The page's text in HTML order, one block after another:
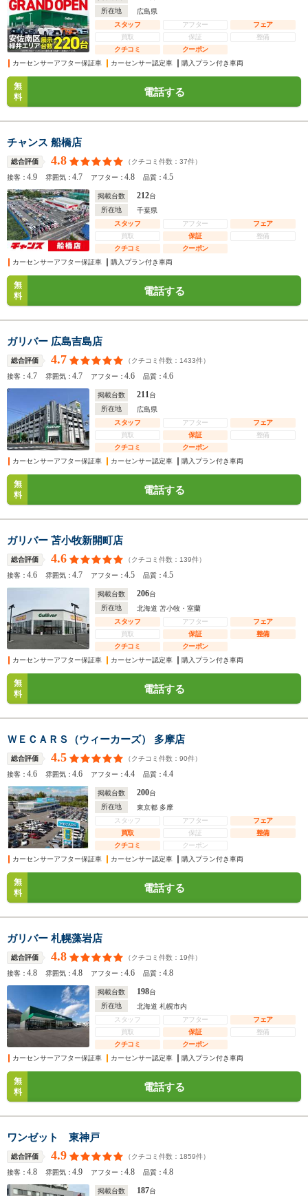
所在地
広島県
スタッフ
アフター
フェア
買取
保証
整備
クチコミ
クーポン
カーセンサーアフター保証車
カーセンサー認定車 購入プラン付き車両
無
料
電話する
チャンス 船橋店
総合評価 4.8 （クチコミ件数： 37件）
接客：4.9 雰囲気：4.7 アフター：4.8 品質：4.5
掲載台数 212台
所在地
千葉県
スタッフ
アフター
フェア
買取
保証
整備
クチコミ
クーポン
カーセンサーアフター保証車
購入プラン付き車両
無
料
電話する
ガリバー 広島吉島店
総合評価 4.7 （クチコミ件数： 1433件）
接客：4.7 雰囲気：4.7 アフター：4.6 品質：4.6
掲載台数 211台
所在地
広島県
スタッフ
アフター
フェア
買取
保証
整備
クチコミ
クーポン
カーセンサーアフター保証車
カーセンサー認定車 購入プラン付き車両
無
料
電話する
ガリバー 苫小牧新開町店
総合評価 4.6 （クチコミ件数： 139件）
接客：4.6 雰囲気：4.7 アフター：4.5 品質：4.5
掲載台数 206台
所在地
北海道 苫小牧・室蘭
スタッフ
アフター
フェア
買取
保証
整備
クチコミ
クーポン
カーセンサーアフター保証車
カーセンサー認定車 購入プラン付き車両
無
料
電話する
ＷＥＣＡＲＳ（ウィーカーズ） 多摩店
総合評価 4.5 （クチコミ件数： 90件）
接客：4.6 雰囲気：4.6 アフター：4.4 品質：4.4
掲載台数 200台
所在地
東京都 多摩
スタッフ
アフター
フェア
買取
保証
整備
クチコミ
クーポン
カーセンサーアフター保証車
カーセンサー認定車 購入プラン付き車両
無
料
電話する
ガリバー 札幌藻岩店
総合評価 4.8 （クチコミ件数： 19件）
接客：4.8 雰囲気：4.8 アフター：4.6 品質：4.8
掲載台数 198台
所在地
北海道 札幌市内
スタッフ
アフター
フェア
買取
保証
整備
クチコミ
クーポン
カーセンサーアフター保証車
カーセンサー認定車 購入プラン付き車両
無
料
電話する
ワンゼット 東神戸
総合評価 4.9 （クチコミ件数： 1859件）
接客：4.8 雰囲気：4.9 アフター：4.8 品質：4.8
掲載台数 187台